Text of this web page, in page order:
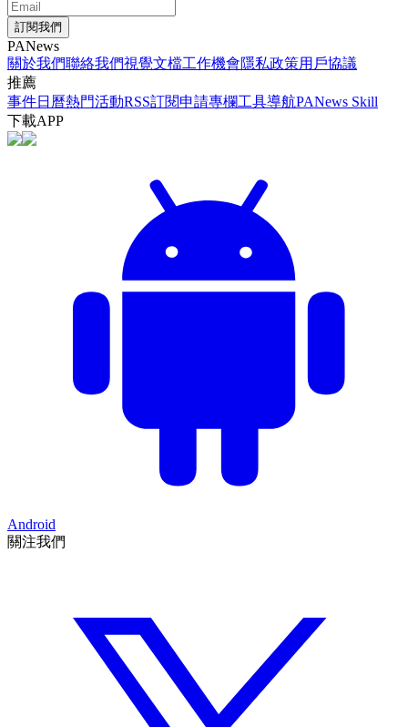
訂閱我們
PANews
關於我們聯絡我們視覺文檔工作機會隱私政策用戶協議
推薦
事件日曆熱門活動RSS訂閱申請專欄工具導航PANews Skill
下載APP
Android
關注我們